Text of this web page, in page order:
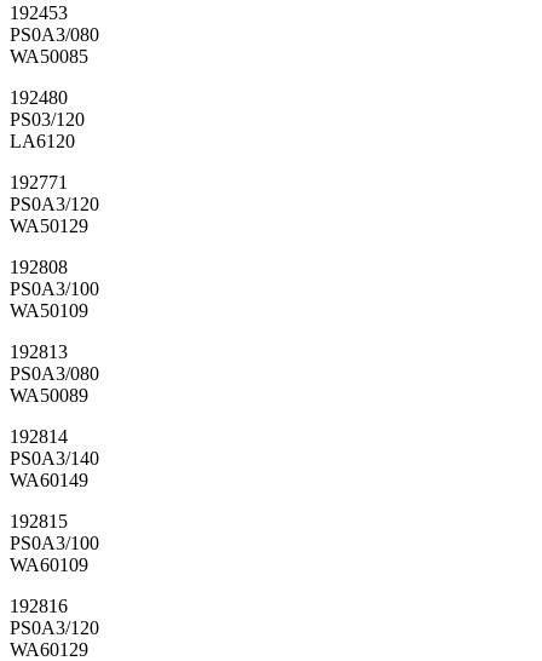
192453
PS0A3/080
WA50085
192480
PS03/120
LA6120
192771
PS0A3/120
WA50129
192808
PS0A3/100
WA50109
192813
PS0A3/080
WA50089
192814
PS0A3/140
WA60149
192815
PS0A3/100
WA60109
192816
PS0A3/120
WA60129